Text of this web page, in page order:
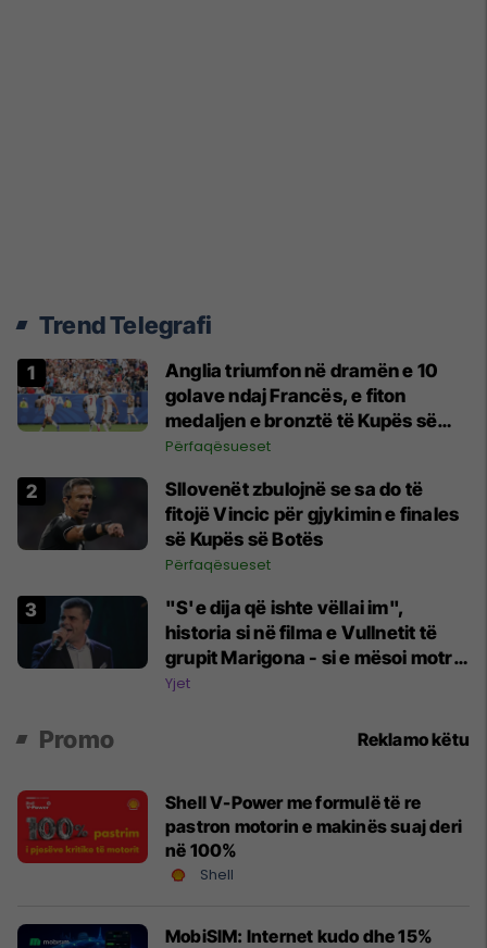
Trend Telegrafi
Anglia triumfon në dramën e 10
golave ndaj Francës, e fiton
medaljen e bronztë të Kupës së
Botës
Përfaqësueset
Sllovenët zbulojnë se sa do të
fitojë Vincic për gjykimin e finales
së Kupës së Botës
Përfaqësueset
"S'e dija që ishte vëllai im",
historia si në filma e Vullnetit të
grupit Marigona - si e mësoi motra
e tij pas shumë vitesh që ishin
Yjet
Promo Reklamo këtu
Shell V-Power me formulë të re
pastron motorin e makinës suaj deri
në 100%
Shell
MobiSIM: Internet kudo dhe 15%